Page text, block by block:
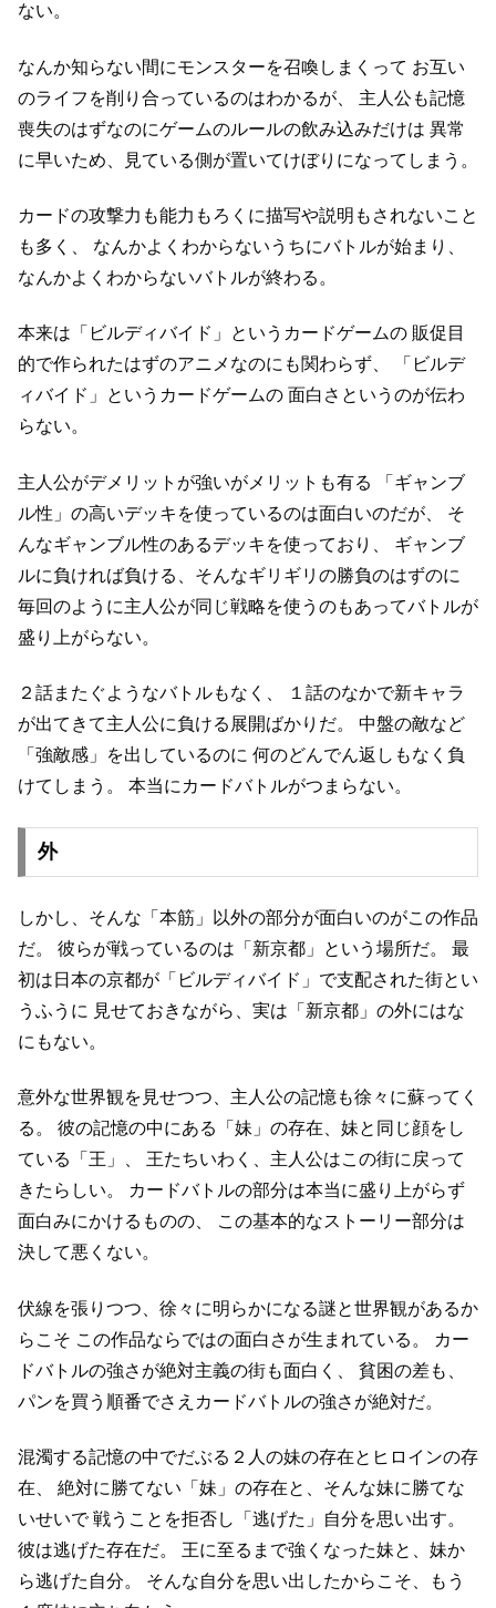
ない。
なんか知らない間にモンスターを召喚しまくって お互い
のライフを削り合っているのはわかるが、
主人公も記憶
喪失のはずなのにゲームのルールの飲み込みだけは 異常
に早いため、見ている側が置いてけぼりになってしまう。
カードの攻撃力も能力もろくに描写や説明もされないこと
も多く、
なんかよくわからないうちにバトルが始まり、
なんかよくわからないバトルが終わる。
本来は「ビルディバイド」というカードゲームの 販促目
的で作られたはずのアニメなのにも関わらず、
「ビルデ
ィバイド」というカードゲームの 面白さというのが伝わ
らない。
主人公がデメリットが強いがメリットも有る
「ギャンブ
ル性」の高いデッキを使っているのは面白いのだが、
そ
んなギャンブル性のあるデッキを使っており、
ギャンブ
ルに負ければ負ける、そんなギリギリの勝負のはずのに
毎回のように主人公が同じ戦略を使うのもあってバトルが
盛り上がらない。
２話またぐようなバトルもなく、
１話のなかで新キャラ
が出てきて主人公に負ける展開ばかりだ。
中盤の敵など
「強敵感」を出しているのに 何のどんでん返しもなく負
けてしまう。
本当にカードバトルがつまらない。
外
しかし、そんな「本筋」以外の部分が面白いのがこの作品
だ。
彼らが戦っているのは「新京都」という場所だ。
最
初は日本の京都が「ビルディバイド」で支配された街とい
うふうに 見せておきながら、実は「新京都」の外にはな
にもない。
意外な世界観を見せつつ、主人公の記憶も徐々に蘇ってく
る。
彼の記憶の中にある「妹」の存在、妹と同じ顔をし
ている「王」、
王たちいわく、主人公はこの街に戻って
きたらしい。
カードバトルの部分は本当に盛り上がらず
面白みにかけるものの、
この基本的なストーリー部分は
決して悪くない。
伏線を張りつつ、徐々に明らかになる謎と世界観があるか
らこそ この作品ならではの面白さが生まれている。
カー
ドバトルの強さが絶対主義の街も面白く、
貧困の差も、
パンを買う順番でさえカードバトルの強さが絶対だ。
混濁する記憶の中でだぶる２人の妹の存在とヒロインの存
在、
絶対に勝てない「妹」の存在と、そんな妹に勝てな
いせいで戦うことを拒否し「逃げた」自分を思い出す。
彼は逃げた存在だ。
王に至るまで強くなった妹と、妹か
ら逃げた自分。
そんな自分を思い出したからこそ、もう